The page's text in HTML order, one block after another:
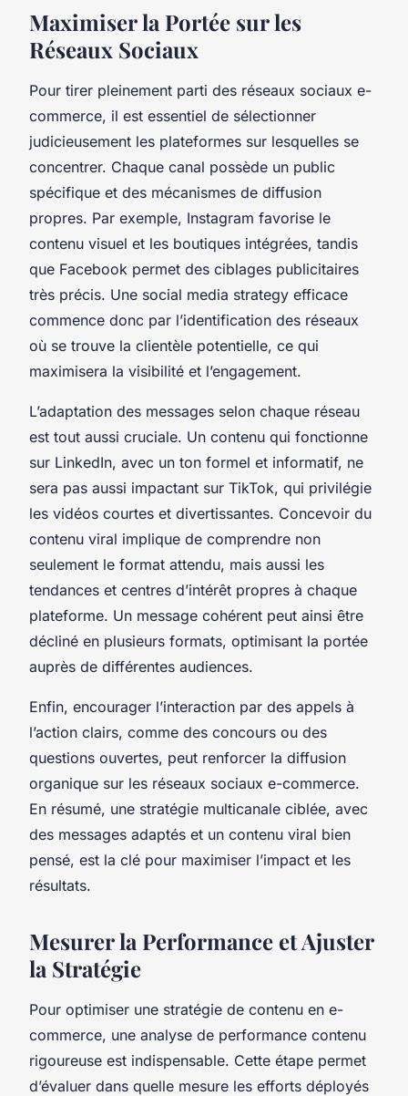
Maximiser la Portée sur les
Réseaux Sociaux
Pour tirer pleinement parti des réseaux sociaux e-
commerce, il est essentiel de sélectionner
judicieusement les plateformes sur lesquelles se
concentrer. Chaque canal possède un public
spécifique et des mécanismes de diffusion
propres. Par exemple, Instagram favorise le
contenu visuel et les boutiques intégrées, tandis
que Facebook permet des ciblages publicitaires
très précis. Une social media strategy efficace
commence donc par l’identification des réseaux
où se trouve la clientèle potentielle, ce qui
maximisera la visibilité et l’engagement.
L’adaptation des messages selon chaque réseau
est tout aussi cruciale. Un contenu qui fonctionne
sur LinkedIn, avec un ton formel et informatif, ne
sera pas aussi impactant sur TikTok, qui privilégie
les vidéos courtes et divertissantes. Concevoir du
contenu viral implique de comprendre non
seulement le format attendu, mais aussi les
tendances et centres d’intérêt propres à chaque
plateforme. Un message cohérent peut ainsi être
décliné en plusieurs formats, optimisant la portée
auprès de différentes audiences.
Enfin, encourager l’interaction par des appels à
l’action clairs, comme des concours ou des
questions ouvertes, peut renforcer la diffusion
organique sur les réseaux sociaux e-commerce.
En résumé, une stratégie multicanale ciblée, avec
des messages adaptés et un contenu viral bien
pensé, est la clé pour maximiser l’impact et les
résultats.
Mesurer la Performance et Ajuster
la Stratégie
Pour optimiser une stratégie de contenu en e-
commerce, une analyse de performance contenu
rigoureuse est indispensable. Cette étape permet
d’évaluer dans quelle mesure les efforts déployés